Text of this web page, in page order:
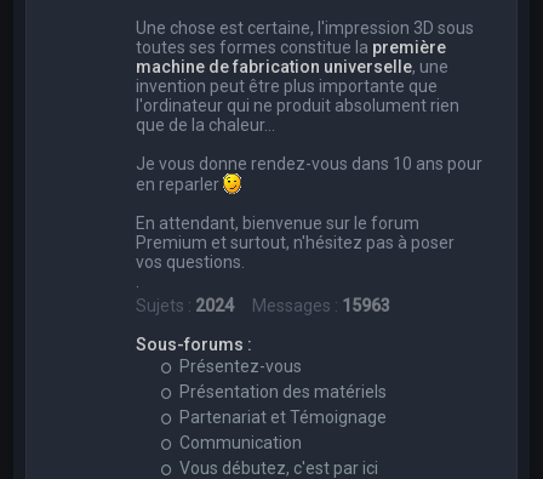
Une chose est certaine, l'impression 3D sous
toutes ses formes constitue la première
machine de fabrication universelle, une
invention peut être plus importante que
l'ordinateur qui ne produit absolument rien
que de la chaleur...
Je vous donne rendez-vous dans 10 ans pour
en reparler
En attendant, bienvenue sur le forum
Premium et surtout, n'hésitez pas à poser
vos questions.
Sujets : 2024Messages : 15963
Sous-forums :
Présentez-vous
Présentation des matériels
Partenariat et Témoignage
Communication
Vous débutez, c'est par ici